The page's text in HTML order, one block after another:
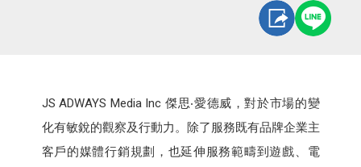
JS ADWAYS Media Inc 傑思‧愛德威，對於市場的變
化有敏銳的觀察及行動力。除了服務既有品牌企業主
客戶的媒體行銷規劃，也延伸服務範疇到遊戲、電